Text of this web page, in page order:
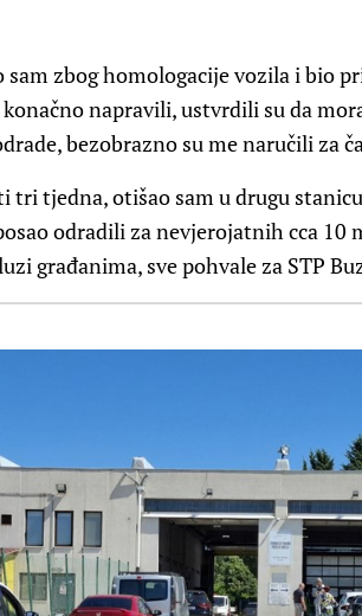
sam zbog homologacije vozila i bio
napravili, ustvrdili su da
bezobrazno su me naručili za
tri tjedna, otišao sam u drugu
odradili za nevjerojatnih cca
građanima, sve pohvale za STP